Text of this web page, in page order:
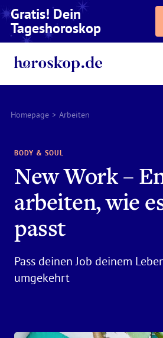
Gratis! Dein
Tageshoroskop
Homepage > Arbeiten
BODY & SOUL
New Work –
arbeiten, wie
passt
Pass deinen Job deinem
umgekehrt